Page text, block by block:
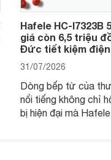
Hafele HC-I7323B
giá còn 6,5 triệu
Đức tiết kiệm
31/07/2026
Dòng bếp từ của
nổi tiếng không chỉ
bị hiện đại mà